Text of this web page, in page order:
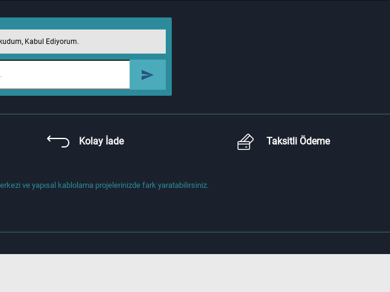
Kabul Ediyorum.
Kolay İade Taksitli Ödeme
ve yapısal kablolama projelerinizde fark yaratabilirsiniz.